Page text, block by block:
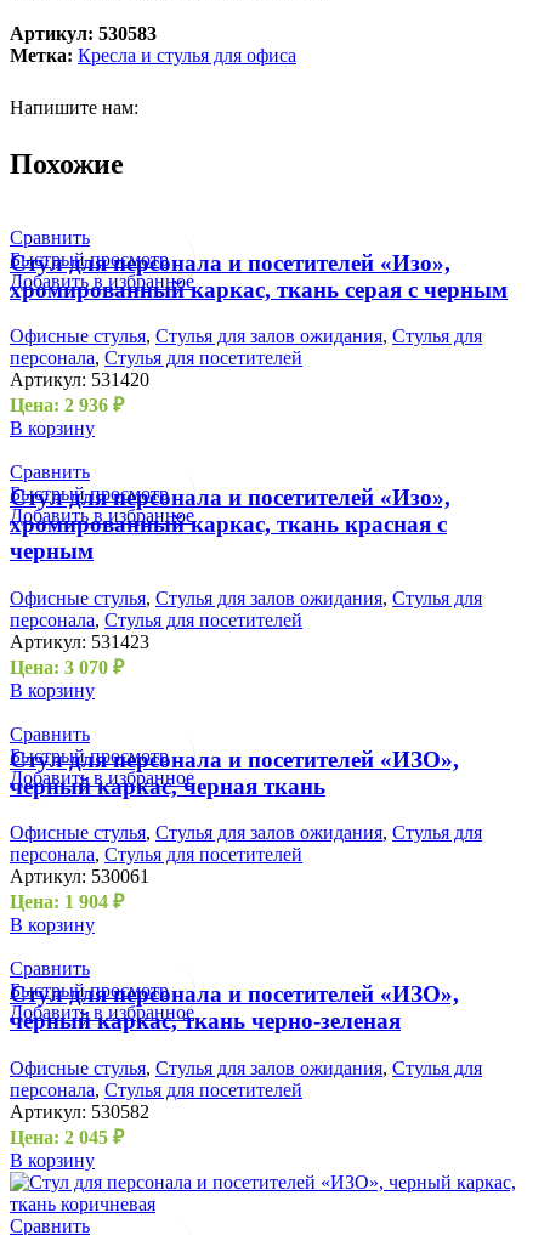
Артикул: 530583
Метка: Кресла и стулья для офиса
Напишите нам:
Похожие
Сравнить
Быстрый просмотр
Добавить в избранное
Стул для персонала и посетителей «Изо»,
хромированный каркас, ткань серая с черным
Офисные стулья, Стулья для залов ожидания, Стулья для
персонала, Стулья для посетителей
Артикул: 531420
Цена: 2 936 ₽
В корзину
Сравнить
Быстрый просмотр
Добавить в избранное
Стул для персонала и посетителей «Изо»,
хромированный каркас, ткань красная с
черным
Офисные стулья, Стулья для залов ожидания, Стулья для
персонала, Стулья для посетителей
Артикул: 531423
Цена: 3 070 ₽
В корзину
Сравнить
Быстрый просмотр
Добавить в избранное
Стул для персонала и посетителей «ИЗО»,
черный каркас, черная ткань
Офисные стулья, Стулья для залов ожидания, Стулья для
персонала, Стулья для посетителей
Артикул: 530061
Цена: 1 904 ₽
В корзину
Сравнить
Быстрый просмотр
Добавить в избранное
Стул для персонала и посетителей «ИЗО»,
черный каркас, ткань черно-зеленая
Офисные стулья, Стулья для залов ожидания, Стулья для
персонала, Стулья для посетителей
Артикул: 530582
Цена: 2 045 ₽
В корзину
Сравнить